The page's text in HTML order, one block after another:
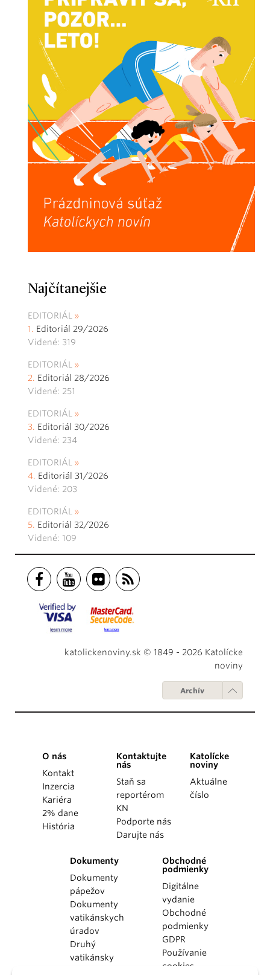
Najčítanejšie
EDITORIÁL
Editoriál 29/2026
Videné: 319
EDITORIÁL
Editoriál 28/2026
Videné: 251
EDITORIÁL
Editoriál 30/2026
Videné: 234
EDITORIÁL
Editoriál 31/2026
Videné: 203
EDITORIÁL
Editoriál 32/2026
Videné: 109
katolickenoviny.sk © 1849 - 2026 Katolícke
noviny
Archív
O nás
Kontakt
Inzercia
Kariéra
2% dane
História
Kontaktujte
nás
Staň sa
reportérom
KN
Podporte nás
Darujte nás
Katolícke
noviny
Aktuálne
číslo
Dokumenty
Dokumenty
pápežov
Dokumenty
vatikánskych
úradov
Druhý
vatikánsky
Obchodné
podmienky
Digitálne
vydanie
Obchodné
podmienky
GDPR
Používanie
cookies